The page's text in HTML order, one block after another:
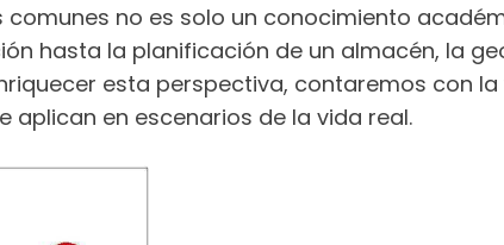
no es solo un conocimiento
hasta la planificación de un almacén, la
esta perspectiva, contaremos con
en escenarios de la vida real.